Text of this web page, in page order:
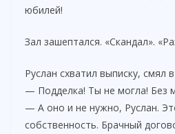
юбилей!
Зал зашептался. «Скандал».
Руслан схватил выписку, смял в
— Подделка! Ты не могла! Без
— А оно и не нужно, Руслан.
собственность. Брачный